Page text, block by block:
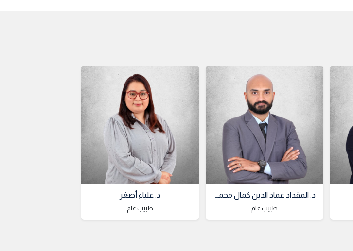
د. المقداد عماد الدين كمال محمود حسنين
طبيب عام
د. علياء أصغر
طبيب عام